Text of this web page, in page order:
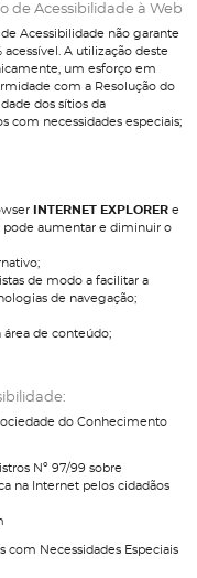
de Acessibilidade à Web
Acessibilidade não garante
acessível. A utilização deste
um esforço em
com a Resolução do
dos sítios da
com necessidades especiais;
INTERNET EXPLORER e
pode aumentar e diminuir o
de modo a facilitar a
de navegação;
de conteúdo;
do Conhecimento
Nº 97/99 sobre
na Internet pelos cidadãos
com Necessidades Especiais